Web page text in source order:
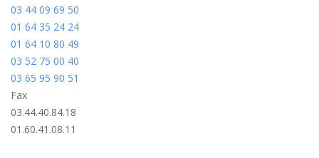
03 44 09 69 50
01 64 35 24 24
01 64 10 80 49
03 52 75 00 40
03 65 95 90 51
Fax
03.44.40.84.18
01.60.41.08.11